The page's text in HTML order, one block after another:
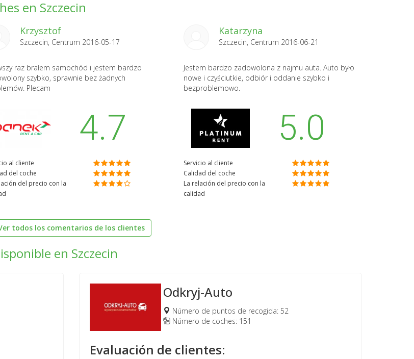
en Szczecin
Krzysztof
Szczecin, Centrum 2016-05-17
raz brałem samochód i jestem bardzo
szybko, sprawnie bez żadnych
Plecam
4.7
al cliente
del coche
del precio con la
Katarzyna
Szczecin, Centrum 2016-06-21
Jestem bardzo zadowolona z najmu auta. Auto było
nowe i czyściutkie, odbiór i oddanie szybko i
bezproblemowo.
5.0
Servicio al cliente
Calidad del coche
La relación del precio con la
calidad
todos los comentarios de los clientes
en Szczecin
Odkryj-Auto
Número de puntos de recogida: 52
Número de coches: 151
Evaluación de clientes: